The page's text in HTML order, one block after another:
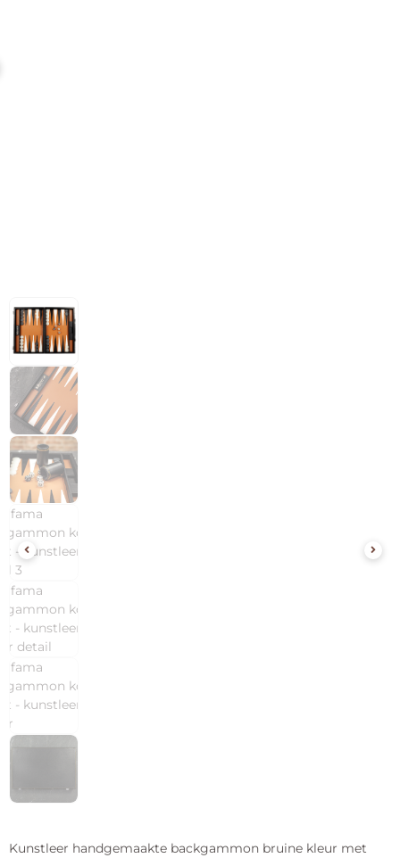
Kunstleer handgemaakte backgammon bruine kleur met